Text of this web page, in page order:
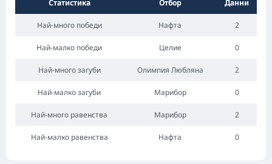
Статистика Отбор Данни
Най-много победи Нафта 2
Най-малко победи Целие 0
Най-много загуби Олимпия Любляна 2
Най-малко загуби Марибор 0
Най-много равенства Марибор 2
Най-малко равенства Нафта 0